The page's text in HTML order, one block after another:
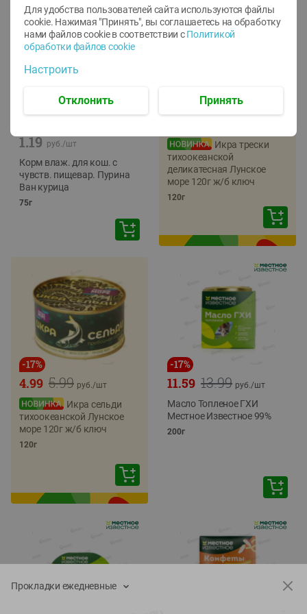
1.19 руб./шт
Корм влаж. для кош. с
чувств. пищевар. Пурина
Ван курица
75г
Икра трески
тихоокеанской
деликатесная Лунское
море 120г ж/б ключ
120г
-17%
5.99
4.99 руб./шт
Икра сельди
тихоокеанской Лунское
море 120г ж/б ключ
120г
-17%
13.99
11.59 руб./шт
Масло Топленое ГХИ
Местное Известное 99%
200г
Прокладки ежедневные
Для удобства пользователей сайта используются файлы
cookie. Нажимая "Принять", вы соглашаетесь на обработку
нами файлов cookie в соответствии с Политикой
обработки файлов cookie
Настроить
Отклонить Принять